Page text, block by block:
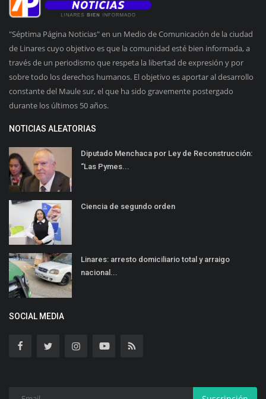
"Séptima Página Noticias" en un Medio de Comunicación de la ciudad
de Linares cuyo objetivo es que la comunidad esté bien informada, a
través de un periodismo que respeta la libertad de expresión y por
sobre todo los derechos humanos. El objetivo es aportar al desarrollo
constante del Maule sur, el que ha sido gravemente postergado
durante los últimos 50 años.
NOTICIAS ALEATORIAS
Diputado Menchaca por Ley de Reconstrucción:
“Las Pymes...
Ciencia de segundo orden
Linares: arresto domiciliario total y arraigo
nacional...
SOCIAL MEDIA